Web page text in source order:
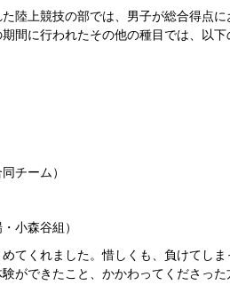
陸上競技の部では、男子が総合得点
間に行われたその他の種目では、以
チーム）
小森谷組）
てくれました。惜しくも、負けてし
ができたこと、かかわってくださっ